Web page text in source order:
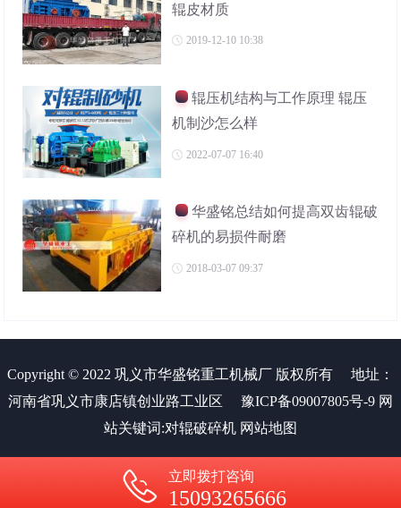
辊皮材质
2019-12-10 10:38
辊压机结构与工作原理 辊压
机制沙怎么样
2022-07-07 16:40
华盛铭总结如何提高双齿辊破
碎机的易损件耐磨
2018-03-07 09:37
Copyright © 2022 巩义市华盛铭重工机械厂 版权所有
地址：
河南省巩义市康店镇创业路工业区
豫ICP备09007805号-9 网
站关键词:对辊破碎机 网站地图
立即拨打咨询
15093265666